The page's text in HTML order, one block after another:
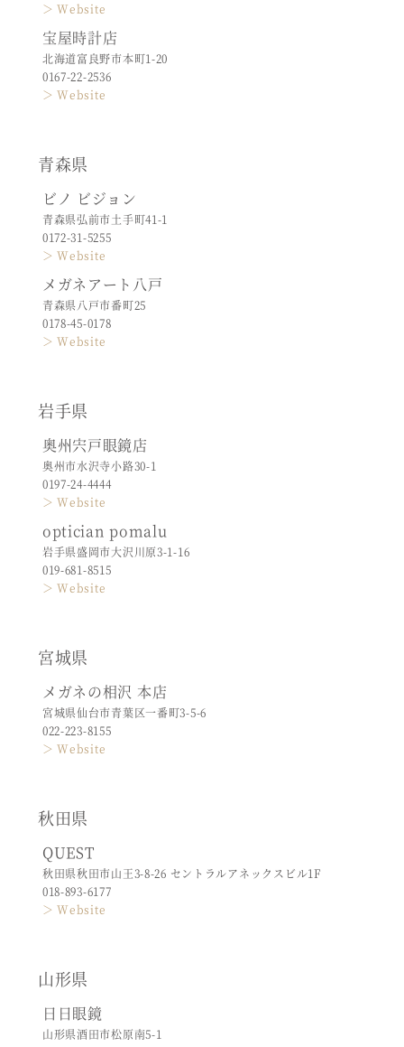
＞ Website
宝屋時計店
北海道富良野市本町1-20
0167-22-2536
＞ Website
青森県
ビノ ビジョン
青森県弘前市土手町41-1
0172-31-5255
＞ Website
メガネアート八戸
青森県八戸市番町25
0178-45-0178
＞ Website
岩手県
奥州宍戸眼鏡店
奥州市水沢寺小路30-1
0197-24-4444
＞ Website
optician pomalu
岩手県盛岡市大沢川原3-1-16
019-681-8515
＞ Website
宮城県
メガネの相沢 本店
宮城県仙台市青葉区一番町3-5-6
022-223-8155
＞ Website
秋田県
QUEST
秋田県秋田市山王3-8-26 セントラルアネックスビル1F
018-893-6177
＞ Website
山形県
日日眼鏡
山形県酒田市松原南5-1